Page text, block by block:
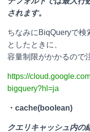
されます。
ちなみにBiqQueryで検
としたときに、
容量制限がかかるので
https://
bigquery?hl=ja
・cache(boolean)
クエリキャッシュ内の